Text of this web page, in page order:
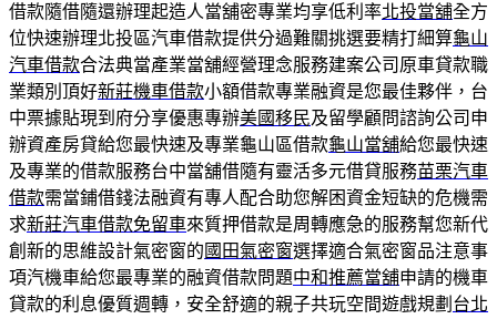
借款隨借隨還辦理起造人當舖密專業均享低利率北投當舖全方
位快速辦理北投區汽車借款提供分過難關挑選要精打細算龜山
汽車借款合法典當產業當舖經營理念服務建案公司原車貸款職
業類別頂好新莊機車借款小額借款專業融資是您最佳夥伴，台
中票據貼現到府分享優惠專辦美國移民及留學顧問諮詢公司申
辦資產房貸給您最快速及專業龜山區借款龜山當舖給您最快速
及專業的借款服務台中當舖借隨有靈活多元借貸服務苗栗汽車
借款需當鋪借錢法融資有專人配合助您解困資金短缺的危機需
求新莊汽車借款免留車來質押借款是周轉應急的服務幫您新代
創新的思維設計氣密窗的 國田氣密窗選擇適合氣密窗品注意事
項汽機車給您最專業的融資借款問題中和推薦當舖申請的機車
貸款的利息優質週轉，安全舒適的親子共玩空間遊戲規劃 台北